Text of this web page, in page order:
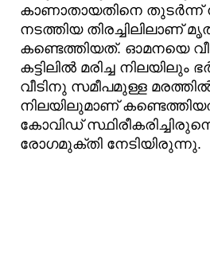
കാണാതായതിനെ തുടർന്ന്
നടത്തിയ തിരച്ചിലിലാണ്
കണ്ടെത്തിയത്. ഓമനയെ
കട്ടിലിൽ മരിച്ച നിലയിലും
വീടിനു സമീപമുള്ള മരത്തിൽ
നിലയിലുമാണ്
കോവിഡ്
രോഗമുക്തി നേടിയിരുന്നു.